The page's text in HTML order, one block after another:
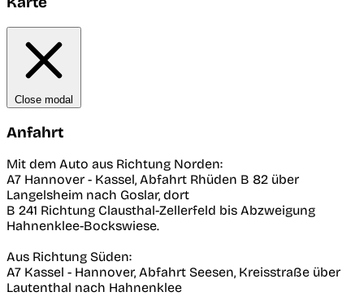
Close modal
Anfahrt
Mit dem Auto aus Richtung Norden:
A7 Hannover - Kassel, Abfahrt Rhüden B 82 über
Langelsheim nach Goslar, dort
B 241 Richtung Clausthal-Zellerfeld bis Abzweigung
Hahnenklee-Bockswiese.
Aus Richtung Süden:
A7 Kassel - Hannover, Abfahrt Seesen, Kreisstraße über
Lautenthal nach Hahnenklee